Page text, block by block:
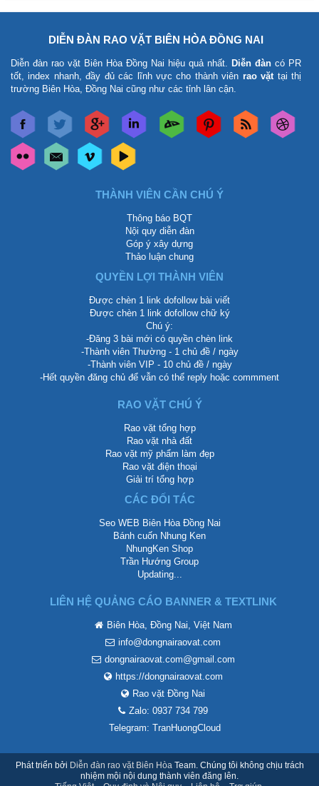
DIỄN ĐÀN RAO VẶT BIÊN HÒA ĐỒNG NAI
Diễn đàn rao vặt Biên Hòa Đồng Nai hiệu quả nhất. Diễn đàn có PR
tốt, index nhanh, đầy đủ các lĩnh vực cho thành viên rao vặt tại thị
trường Biên Hòa, Đồng Nai cũng như các tỉnh lân cận.
THÀNH VIÊN CẦN CHÚ Ý
Thông báo BQT
Nội quy diễn đàn
Góp ý xây dựng
Thảo luận chung
QUYỀN LỢI THÀNH VIÊN
Được chèn 1 link dofollow bài viết
Được chèn 1 link dofollow chữ ký
Chú ý:
-Đăng 3 bài mới có quyền chèn link
-Thành viên Thường - 1 chủ đề / ngày
-Thành viên VIP - 10 chủ đề / ngày
-Hết quyền đăng chủ để vẫn có thể reply hoặc commment
RAO VẶT CHÚ Ý
Rao vặt tổng hợp
Rao vặt nhà đất
Rao vặt mỹ phẩm làm đẹp
Rao vặt điện thoại
Giải trí tổng hợp
CÁC ĐỐI TÁC
Seo WEB Biên Hòa Đồng Nai
Bánh cuốn Nhung Ken
NhungKen Shop
Trần Hướng Group
Updating...
LIÊN HỆ QUẢNG CÁO BANNER & TEXTLINK
Biên Hòa, Đồng Nai, Việt Nam
info@dongnairaovat.com
dongnairaovat.com@gmail.com
https://dongnairaovat.com
Rao vặt Đồng Nai
Zalo: 0937 734 799
Telegram: TranHuongCloud
Phát triển bởi Diễn đàn rao vặt Biên Hòa Team. Chúng tôi không chịu trách
nhiệm mội nội dung thành viên đăng lên.